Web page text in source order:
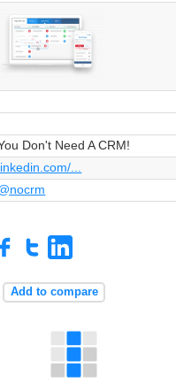
Don't Need A CRM!
...
Add to compare